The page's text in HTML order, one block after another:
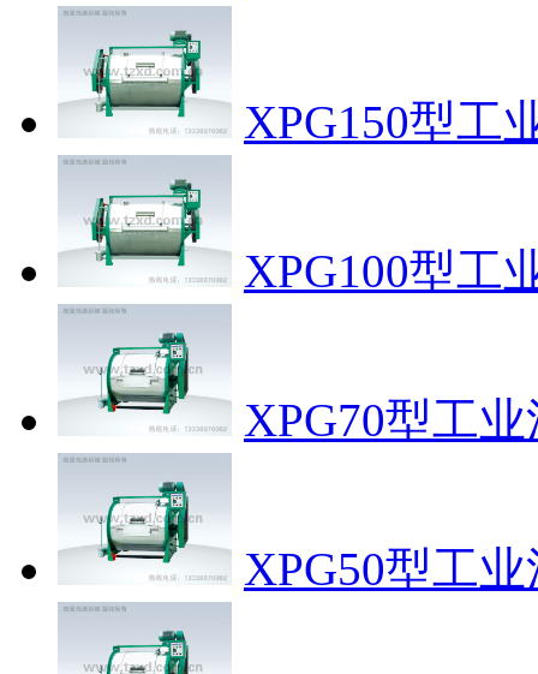
XPG150型工
XPG100型工
XPG70型工
XPG50型工